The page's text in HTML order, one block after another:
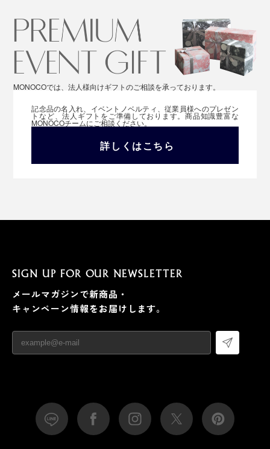
MONOCOでは、法人様向けギフトのご相談を承っております。
記念品の名入れ、イベントノベルティ、従業員様へのプレゼン
トなど、法人ギフトをご準備しております。商品知識豊富な
MONOCOチームにご相談ください。
詳しくはこちら
SIGN UP FOR OUR NEWSLETTER
メールマガジンで新商品・
キャンペーン情報をお届けします。